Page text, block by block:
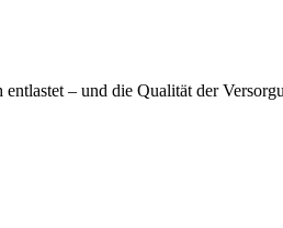
– und die Qualität der